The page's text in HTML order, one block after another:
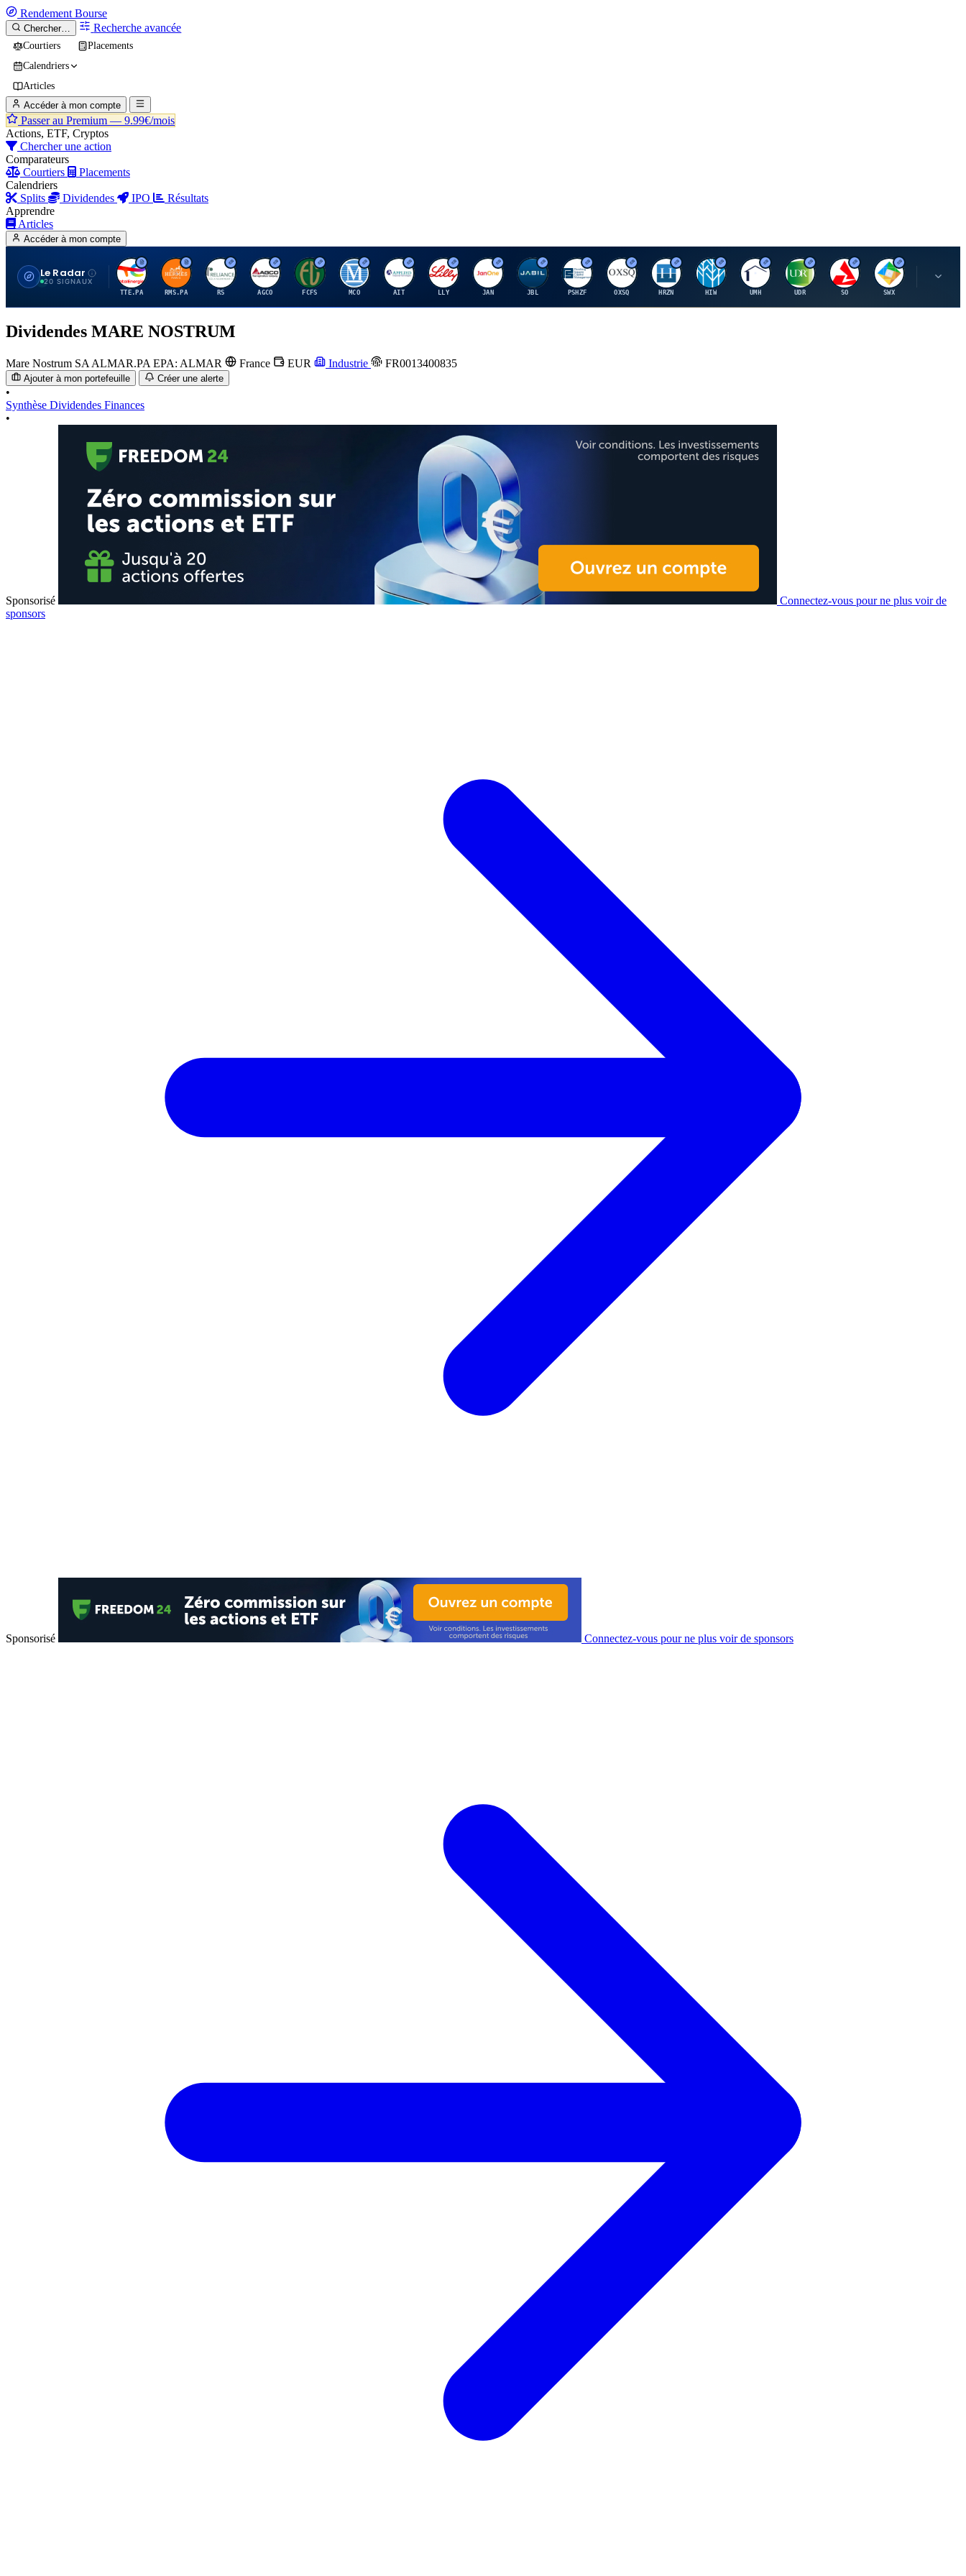
Rendement Bourse
Chercher… Recherche avancée
Courtiers
Placements
Calendriers
Articles
Accéder à mon compte
Passer au Premium — 9.99€/mois
Actions, ETF, Cryptos
Chercher une action
Comparateurs
Courtiers
Placements
Calendriers
Splits
Dividendes IPO
Résultats
Apprendre
Articles
Accéder à mon compte
Le Radar
20 SIGNAUX
T
TTE.PA
H
RMS.PA
R
RS
A
AGCO
F
FCFS
M
MCO
A
AIT
E
LLY
J
JAN
J
JBL
P
PSHZF
O
OXSQ
H
HRZN
H
HIW
U
UMH
U
UDR
S
SO
S
SWX
S
Dividendes MARE NOSTRUM
Mare Nostrum SA ALMAR.PA EPA: ALMAR France EUR Industrie FR0013400835
Ajouter à mon portefeuille Créer une alerte
•
Synthèse Dividendes Finances
•
Sponsorisé
Connectez-vous pour ne plus voir de
sponsors
Sponsorisé Connectez-vous pour ne plus voir de sponsors